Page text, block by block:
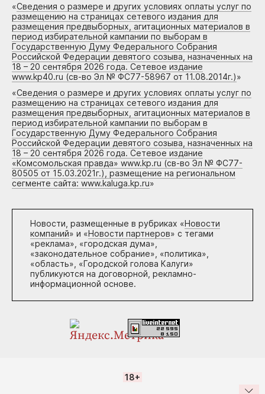
«Сведения о размере и других условиях оплаты услуг по
размещению на страницах сетевого издания для
размещения предвыборных, агитационных материалов в
период избирательной кампании по выборам в
Государственную Думу Федерального Собрания
Российской Федерации девятого созыва, назначенных на
18 – 20 сентября 2026 года. Сетевое издание
www.kp40.ru (св-во Эл № ФС77-58967 от 11.08.2014г.)»
«Сведения о размере и других условиях оплаты услуг по
размещению на страницах сетевого издания для
размещения предвыборных, агитационных материалов в
период избирательной кампании по выборам в
Государственную Думу Федерального Собрания
Российской Федерации девятого созыва, назначенных на
18 – 20 сентября 2026 года. Сетевое издание
«Комсомольская правда» www.kp.ru (св-во Эл № ФС77-
80505 от 15.03.2021г.), размещение на региональном
сегменте сайта: www.kaluga.kp.ru»
Новости, размещенные в рубриках «Новости
компаний» и «Новости партнеров» с тегами
«реклама», «городская дума»,
«законодательное собрание», «политика»,
«область», «Городской голова Калуги»
публикуются на договорной, рекламно-
информационной основе.
18+